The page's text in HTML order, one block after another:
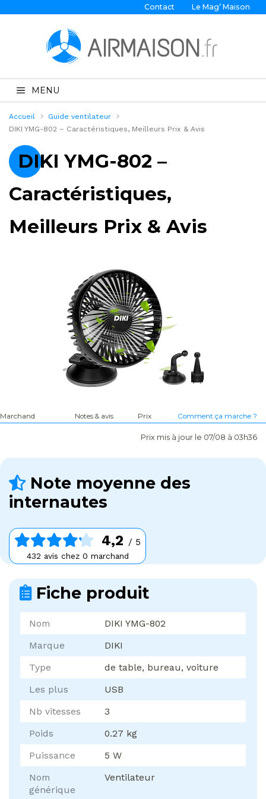
Contact Le Mag’ Maison
MENU
Accueil
Guide ventilateur
DIKI YMG-802 – Caractéristiques, Meilleurs Prix & Avis
DIKI YMG-802 –
Caractéristiques,
Meilleurs Prix & Avis
Marchand Notes & avis Prix Comment ça marche ?
Prix mis à jour le 07/08 à 03h36
Note moyenne des
internautes
4,2 / 5
432 avis chez 0 marchand
Fiche produit
Nom
DIKI YMG-802
Marque
DIKI
Type
de table, bureau, voiture
Les plus
USB
Nb vitesses
3
Poids
0.27 kg
Puissance
5 W
Nom
générique
Ventilateur